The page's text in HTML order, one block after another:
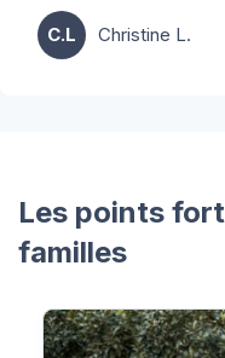
C.L Christine L.
Les points
familles